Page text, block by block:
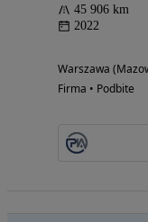
45 906 km
2022
Warszawa
Firma • Podbite